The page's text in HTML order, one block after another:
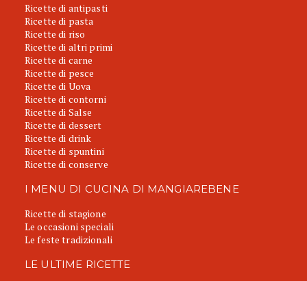
Ricette di antipasti
Ricette di pasta
Ricette di riso
Ricette di altri primi
Ricette di carne
Ricette di pesce
Ricette di Uova
Ricette di contorni
Ricette di Salse
Ricette di dessert
Ricette di drink
Ricette di spuntini
Ricette di conserve
I MENU DI CUCINA DI MANGIAREBENE
Ricette di stagione
Le occasioni speciali
Le feste tradizionali
LE ULTIME RICETTE